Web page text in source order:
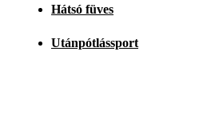
Hátsó füves
Utánpótlássport